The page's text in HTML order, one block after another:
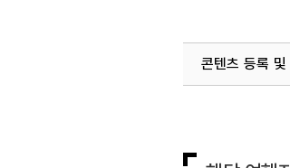
콘텐츠 등록 및